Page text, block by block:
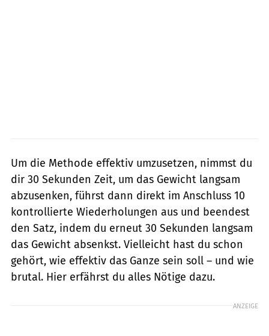
Um die Methode effektiv umzusetzen, nimmst du
dir 30 Sekunden Zeit, um das Gewicht langsam
abzusenken, führst dann direkt im Anschluss 10
kontrollierte Wiederholungen aus und beendest
den Satz, indem du erneut 30 Sekunden langsam
das Gewicht absenkst. Vielleicht hast du schon
gehört, wie effektiv das Ganze sein soll – und wie
brutal. Hier erfährst du alles Nötige dazu.
ANZEIGE